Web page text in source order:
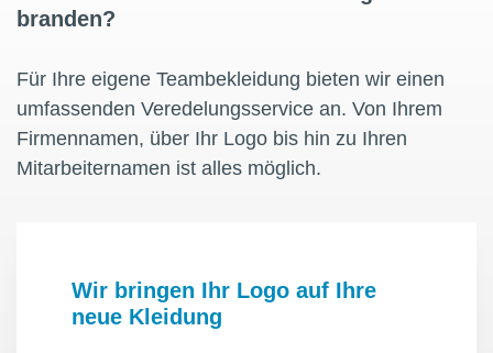
branden?
Für Ihre eigene Teambekleidung bieten wir einen
umfassenden Veredelungsservice an. Von Ihrem
Firmennamen, über Ihr Logo bis hin zu Ihren
Mitarbeiternamen ist alles möglich.
Wir bringen Ihr Logo auf Ihre
neue Kleidung